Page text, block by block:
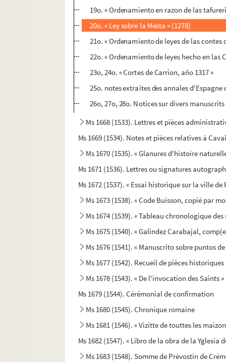
19o. « Ordenamiento en razon de las
20o. « Ley sobre la Mesta » (1278)
21o. « Ordenamiento de leyes de las
22o. « Ordenamiento de leyes hecho en las
23o, 24o. « Cortes de Carrion, año 1317 »
25o. notes extraites des annales
26o, 27o, 28o. Notices sur divers
Ms 1668 (1533). Lettres et pièces
Ms 1669 (1534). Notes et pièces relatives à
Ms 1670 (1535). « Glanures d'histoire
Ms 1671 (1536). Lettres ou signatures
Ms 1672 (1537). « Essai historique sur la ville
Ms 1673 (1538). « Code Buisson, copié par
Ms 1674 (1539). « Tableau chronologique
Ms 1675 (1540). « Galindez Carabajal,
Ms 1676 (1541). « Manuscrito sobre puntos
Ms 1677 (1542). Recueil de pièces
Ms 1678 (1543). « De l'invocation des Saints »
Ms 1679 (1544). Cérémonial de confirmation
Ms 1680 (1545). Chronique romaine
Ms 1681 (1546). « Vizitte de touttes les
Ms 1682 (1547). « Libro de la obra de la
Ms 1683 (1548). Somme de Prévostin de